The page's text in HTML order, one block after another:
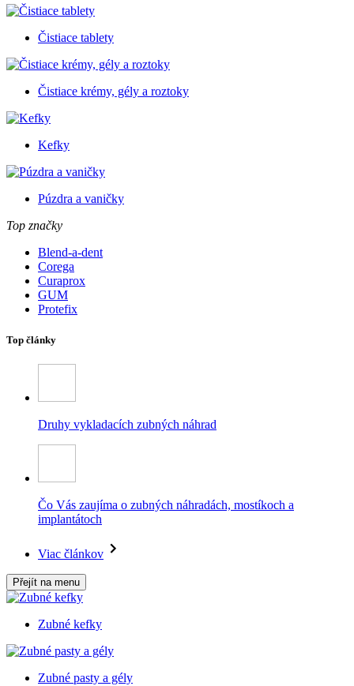
Čistiace tablety
Čistiace krémy, gély a roztoky
Kefky
Púzdra a vaničky
Top značky
Blend-a-dent
Corega
Curaprox
GUM
Protefix
Top články
Druhy vykladacích zubných náhrad
Čo Vás zaujíma o zubných náhradách, mostíkoch a
implantátoch
Viac článkov
Přejít na menu
Zubné kefky
Zubné pasty a gély